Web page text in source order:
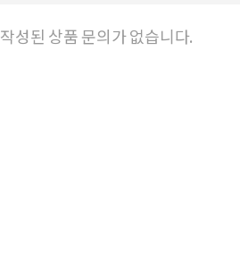
작성된 상품 문의가 없습니다.